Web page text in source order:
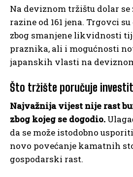
Na deviznom tržištu dolar se
razine od 161 jena. Trgovci
zbog smanjene likvidnosti
praznika, ali i mogućnosti
japanskih vlasti na
Što tržište poručuje
Najvažnija vijest nije rast
zbog kojeg se dogodio.
da se može istodobno usporiti
novo povećanje kamatnih
gospodarski rast.